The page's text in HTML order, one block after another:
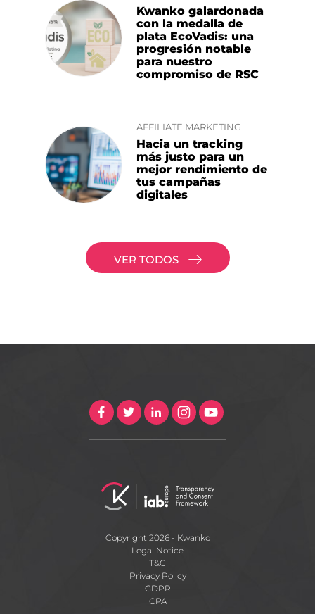
Kwanko galardonada
con la medalla de
plata EcoVadis: una
progresión notable
para nuestro
compromiso de RSC
AFFILIATE MARKETING
Hacia un tracking
más justo para un
mejor rendimiento de
tus campañas
digitales
VER TODOS
Copyright 2026 - Kwanko
Legal Notice
T&C
Privacy Policy
GDPR
CPA